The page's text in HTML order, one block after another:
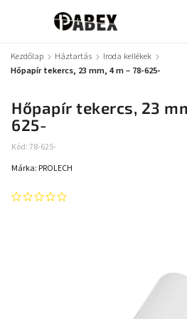
Kezdőlap / Háztartás / Iroda kellékek /
Hőpapír tekercs, 23 mm, 4 m – 78-625-
Hőpapír tekercs, 23
625-
Kód:78-625-
Márka: PROLECH